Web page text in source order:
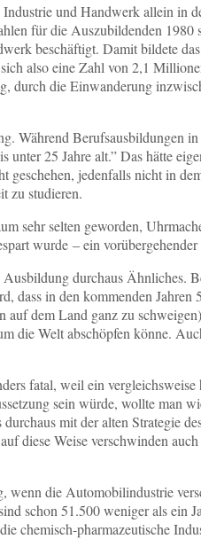
und Handwerk allein in
für die Auszubildenden
beschäftigt. Damit bildete
also eine Zahl von 2,1
durch die Einwanderung
Während Berufsausbildungen
25 Jahre alt.” Das hätte
geschehen, jedenfalls nicht in
zu studieren.
sehr selten geworden,
wurde ‒ ein
durchaus Ähnliches.
dass in den kommenden
dem Land ganz zu
die Welt abschöpfen könne.
fatal, weil ein
sein würde, wollte man
mit der alten Strategie
diese Weise verschwinden
wenn die Automobilindustrie
schon 51.500 weniger als ein
chemisch-pharmazeutische